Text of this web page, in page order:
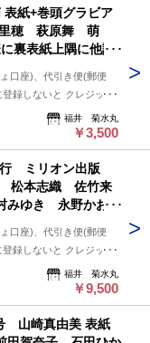
発送になります。 ※※※
。 追跡番号から荷物の
ついて-- 此方から連絡
購入手続き頂ければ幸
ない場合は キャンセル
検討頂ければ幸いです。
ト 430円 ※追跡番号あ
ックプラス 600円 ※追
ります。 (下記紹介部分
希望の場合 ※※郵便局
--発送について-- 振込確
※郵便局ご利用の場合、
発送になります。 ※※※
。 追跡番号から荷物の
ついて-- 此方から連絡
購入手続き頂ければ幸
ない場合は キャンセル
紙+巻頭グラビア
里穂 萩原舞 萌
表紙上隅に他誌
口座)、代引き便(郵便
録しないと クレジット
の方は支払い方法を
用下さい。 --状態につい
/破れ/使用感等)は ある
討頂ければ幸いです。
ト 430円 ※追跡番号あ
ックプラス 600円 ※追
ります。 (下記紹介部分
希望の場合 ※※郵便局
--発送について-- 振込確
※郵便局ご利用の場合、
発送になります。 ※※※
福井 菊水丸
￥3,500
ミリオン出版
松本志織 佐竹来
ゆき 永野かお
崎あや 竹田麻理
かり
口座)、代引き便(郵便
録しないと クレジット
の方は支払い方法を
用下さい。 --状態につい
/破れ/使用感等)は ある
討頂ければ幸いです。
ト 430円 ※追跡番号あ
福井 菊水丸
￥9,500
山崎真由美 表紙